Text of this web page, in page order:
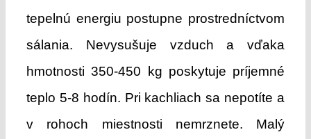
tepelnú energiu postupne prostredníctvom
sálania. Nevysušuje vzduch a vďaka
hmotnosti 350-450 kg poskytuje príjemné
teplo 5-8 hodín. Pri kachliach sa nepotíte a
v rohoch miestnosti nemrznete. Malý